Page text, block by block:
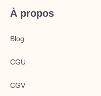
À propos
Blog
CGU
CGV